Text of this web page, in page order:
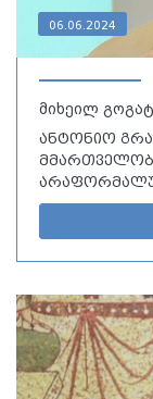
06.06.2024
მიხეილ
ანტონიო